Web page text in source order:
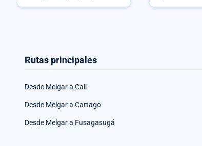
Rutas principales
Desde Melgar a Cali
Desde Melgar a Cartago
Desde Melgar a Fusagasugá